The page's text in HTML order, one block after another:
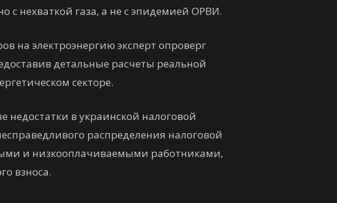
с нехваткой газа, а не с эпидемией ОРВИ.
на электроэнергию эксперт опроверг
детальные расчеты реальной
секторе.
в украинской налоговой
распределения налоговой
и низкооплачиваемыми работниками,
взноса.